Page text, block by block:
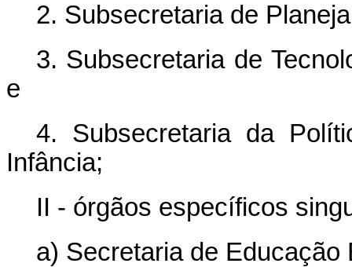
2. Subsecretaria de
3. Subsecretaria de
e
4. Subsecretaria da
Infância;
II - órgãos específicos
a) Secretaria de Educação